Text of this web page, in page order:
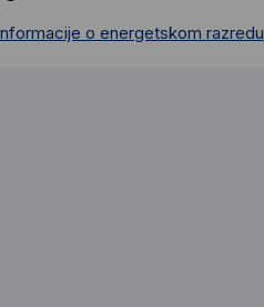
o energetskom razredu